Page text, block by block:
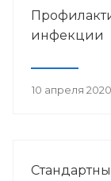
инфекции
10 апреля 2020